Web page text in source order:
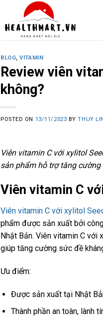
BLOG,VITAMIN
Review viên
không?
POSTED ON 13/11/2023 BYTHUY
Viên vitamin C với xylitol
sản phẩm hỗ trợ tăng
Viên vitamin C
Viên vitamin C với xylitol
phẩm được sản xuất bởi
Nhật Bản. Viên vitamin C
giúp tăng cường sức đề
Ưu điểm:
Được sản xuất tại Nhật
Thành phần an toàn, lành